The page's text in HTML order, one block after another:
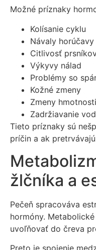
Možné príznaky
Kolísanie cyklu
Návaly horúčavy
Citlivosť
Výkyvy nálad
Problémy so
Kožné zmeny
Zmeny hmotnosti
Zadržiavanie
Tieto príznaky sú
príčin a ak
žlčníka a
Pečeň spracováva
hormóny.
uvoľňovať do čreva